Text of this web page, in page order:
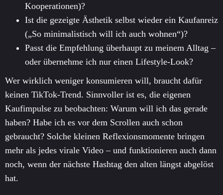
Kooperationen)?
Ist die gezeigte Ästhetik selbst wieder ein Kaufanreiz
(„So minimalistisch will ich auch wohnen“)?
Passt die Empfehlung überhaupt zu meinem Alltag –
oder übernehme ich nur einen Lifestyle-Look?
Wer wirklich weniger konsumieren will, braucht dafür
keinen TikTok-Trend. Sinnvoller ist es, die eigenen
Kaufimpulse zu beobachten: Warum will ich das gerade
haben? Habe ich es vor dem Scrollen auch schon
gebraucht? Solche kleinen Reflexionsmomente bringen
mehr als jedes virale Video – und funktionieren auch dann
noch, wenn der nächste Hashtag den alten längst abgelöst
hat.